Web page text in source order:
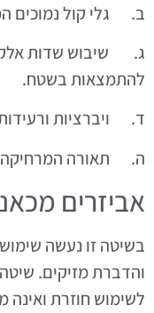
ב. גלי קול נמוכים
ג. שיבוש שדות
להתמצאות בשטח.
ד. ויברציות
ה. תאורה המרחיקה
אביזרים
בשיטה זו נעשה
והדברת מזיקים.
לשימוש חוזרת ואינה